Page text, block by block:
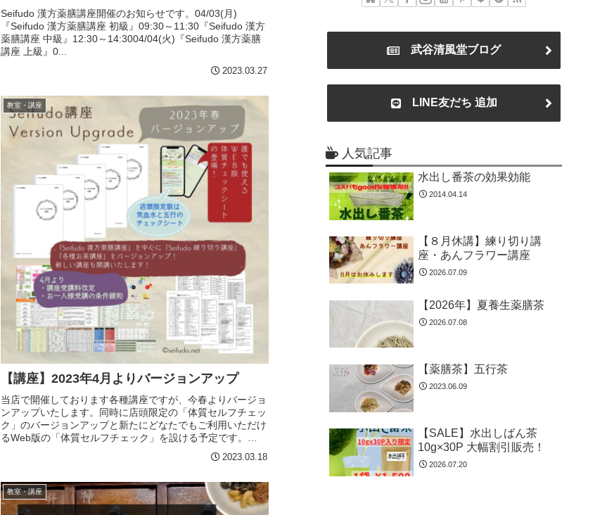
Seifudo 漢方薬膳講座開催のお知らせです。04/03(月)
『Seifudo 漢方薬膳講座 初級』09:30～11:30『Seifudo 漢方
薬膳講座 中級』12:30～14:3004/04(火)『Seifudo 漢方薬膳
講座 上級』0...
2023.03.27
教室・講座
【講座】2023年4月よりバージョンアップ
当店で開催しております各種講座ですが、今春よりバージョ
ンアップいたします。同時に店頭限定の「体質セルフチェッ
ク」のバージョンアップと新たにどなたでもご利用いただけ
るWeb版の「体質セルフチェック」を設ける予定です。
2023.03.18
教室・講座
武谷清風堂ブログ
LINE友だち 追加
人気記事
水出し番茶の効果効能
2014.04.14
【８月休講】練り切り講
座・あんフラワー講座
2026.07.09
【2026年】夏養生薬膳茶
2026.07.08
【薬膳茶】五行茶
2023.06.09
【SALE】水出しばん茶
10g×30P 大幅割引販売！
2026.07.20